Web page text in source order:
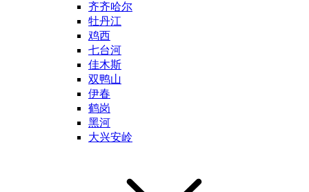
齐齐哈尔
牡丹江
鸡西
七台河
佳木斯
双鸭山
伊春
鹤岗
黑河
大兴安岭